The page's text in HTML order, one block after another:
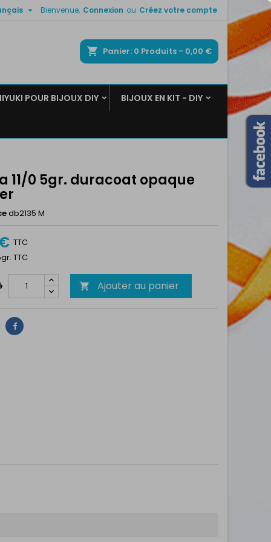
Bienvenue, Connexion ou Créez votre compte

Panier 0 Produits - 0,00 €
POUR BIJOUX DIY BIJOUX EN KIT - DIY
11/0 5gr. duracoat opaque
db2135 M
TTC
TTC
 Ajouter au panier
Partager